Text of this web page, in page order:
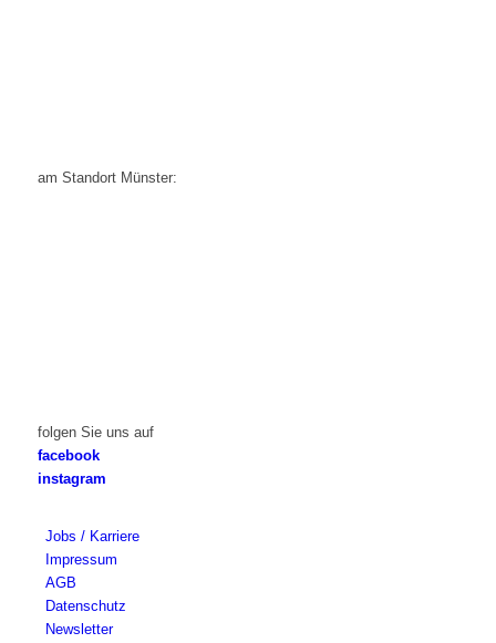
am Standort Münster:
folgen Sie uns auf
facebook
instagram
Jobs / Karriere
Impressum
AGB
Datenschutz
Newsletter